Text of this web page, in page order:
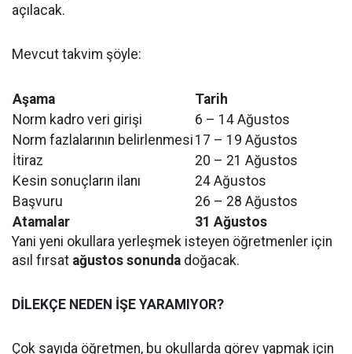
açılacak.
Mevcut takvim şöyle:
Aşama
Tarih
Norm kadro veri girişi
6 – 14 Ağustos
Norm fazlalarının belirlenmesi 17 – 19 Ağustos
İtiraz
20 – 21 Ağustos
Kesin sonuçların ilanı
24 Ağustos
Başvuru
26 – 28 Ağustos
Atamalar
31 Ağustos
Yani yeni okullara yerleşmek isteyen öğretmenler için
asıl fırsat ağustos sonunda doğacak.
DİLEKÇE NEDEN İŞE YARAMIYOR?
Çok sayıda öğretmen, bu okullarda görev yapmak için